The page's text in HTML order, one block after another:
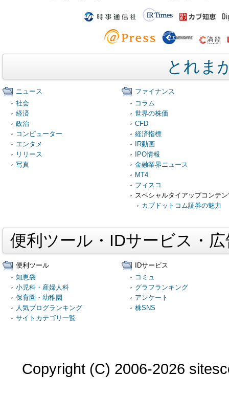
とれま
ニュース
社会
経済
政治
コンピューター
エンタメ
リリース
写真
ファイナンス
コラム
世界の株価
CFD
経済指標
IR動画
IPO情報
金融業界ニュース
MT4
フィスコ
スペシャルタイアップコンテ
カブドットコム証券の魅力
便利ツール・IDサービス・
便利ツール
知恵袋
小児科・産婦人科
保育園・幼稚園
人気ブログランキング
サイトカテゴリ一覧
IDサービス
コミュ
グラフランキング
アンケート
株SNS
Copyright (C) 2006-2026